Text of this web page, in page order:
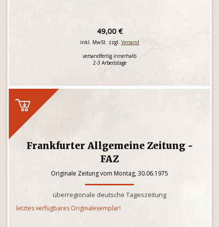
49,00 €
inkl. MwSt. zzgl. Versand
versandfertig innerhalb
2-3 Arbeitstage
Frankfurter Allgemeine Zeitung -
FAZ
Originale Zeitung vom Montag, 30.06.1975
überregionale deutsche Tageszeitung
letztes verfügbares Originalexemplar!